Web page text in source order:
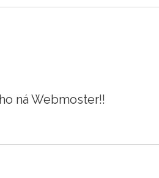
ná Webmoster!!